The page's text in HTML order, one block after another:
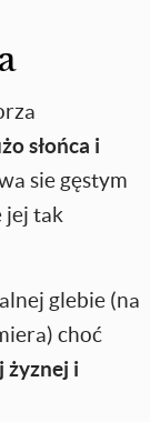
słońca i
sie gęstym
jej tak
glebie (na
choć
żyznej i